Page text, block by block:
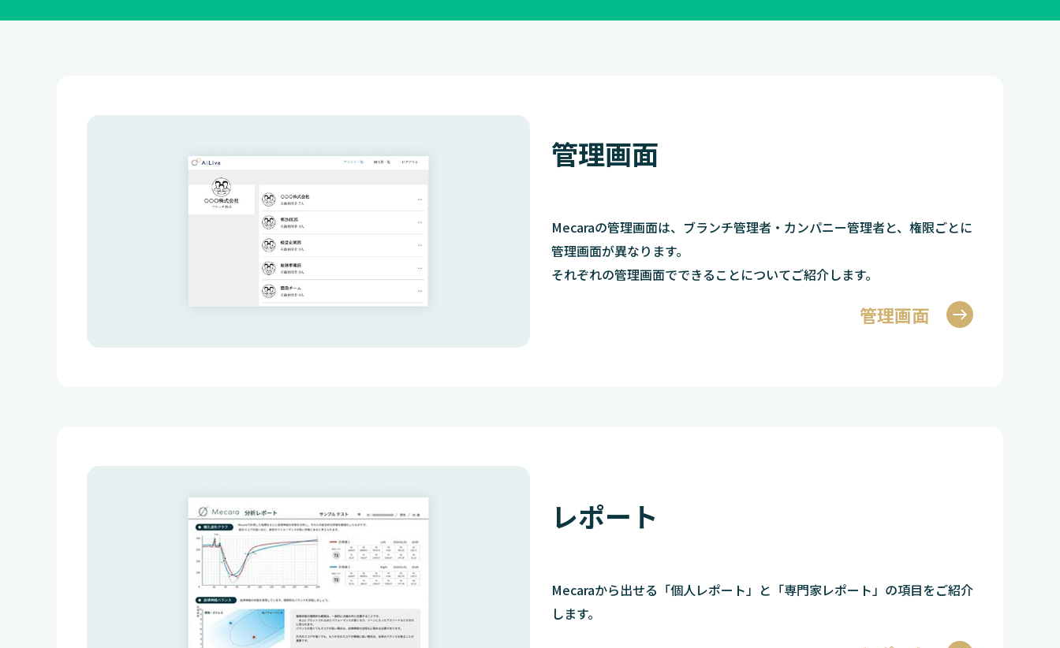
管理画面
Mecaraの管理画面は、ブランチ管理者・カンパニー管理者と、権限ごとに
管理画面が異なります。
それぞれの管理画面でできることについてご紹介します。
管理画面
レポート
Mecaraから出せる「個人レポート」と「専門家レポート」の項目をご紹介
します。